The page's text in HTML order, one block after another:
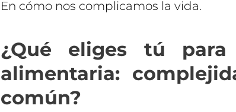
En cómo nos complicamos la vida.
¿Qué eliges tú
alimentaria:
común?